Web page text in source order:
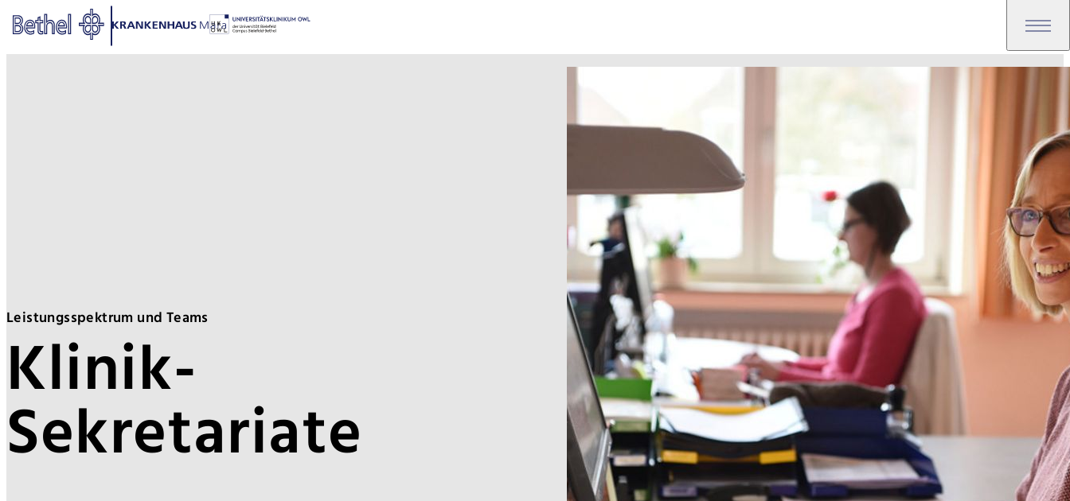
Zum Hauptinhalt springen
Zur Fußzeile springen
Leistungsspektrum und Teams
Klinik-
Sekretariate